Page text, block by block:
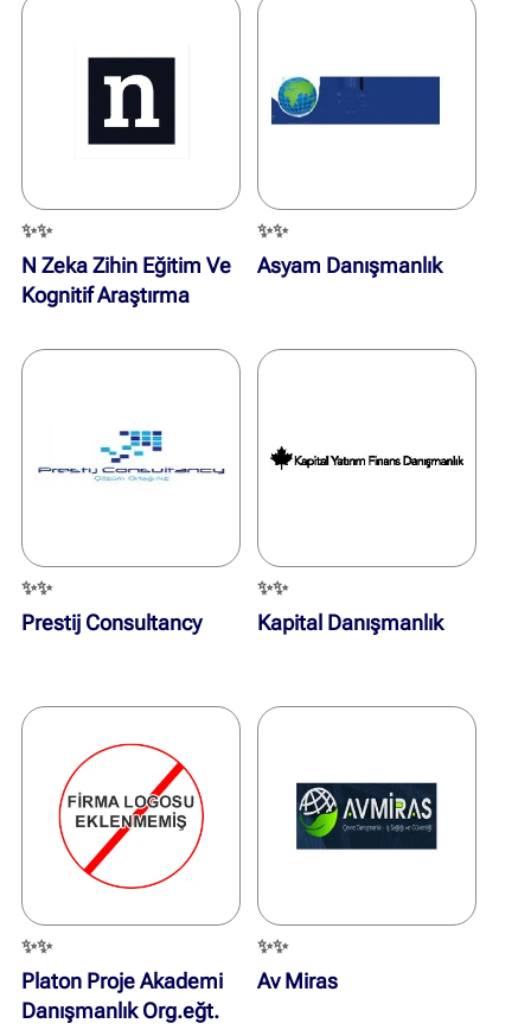
✨✨
N Zeka Zihin Eğitim Ve
Kognitif Araştırma
✨✨
Asyam Danışmanlık
✨✨
Prestij Consultancy
✨✨
Kapital Danışmanlık
✨✨
Platon Proje Akademi
Danışmanlık Org.eğt.
✨✨
Av Miras